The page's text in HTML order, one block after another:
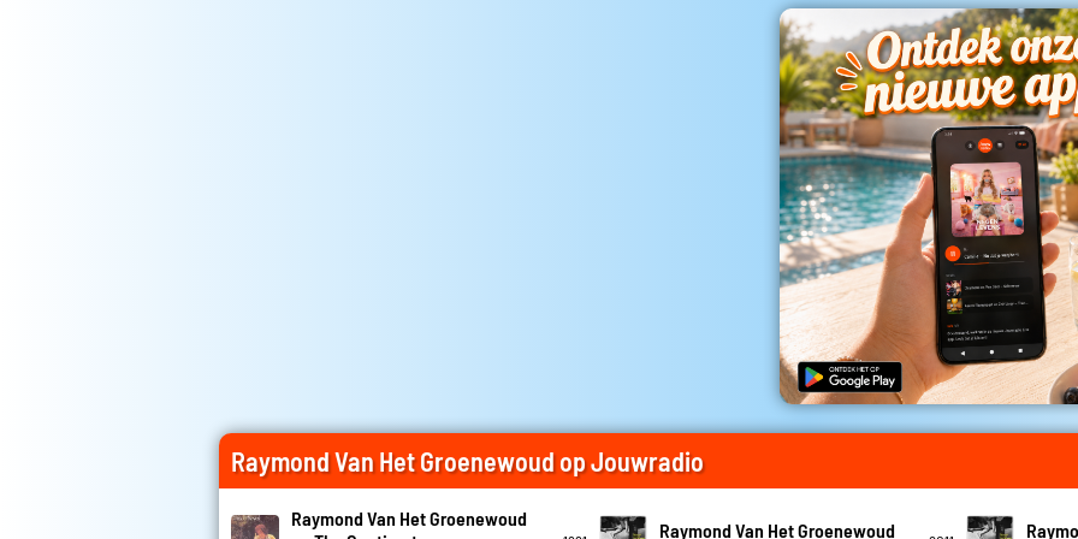
Raymond Van Het Groenewoud op Jouwradio
Raymond Van Het Groenewoud
Raymond Van Het Groenewoud